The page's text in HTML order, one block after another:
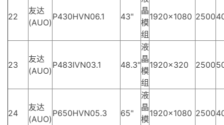
22
友达
(AUO)
P430HVN06.1 43"
晶
模
组
1920×1080 2500
23
友达
(AUO)
P483IVN03.1 48.3"
液
晶
模
组
1920×320 2500
24
友达
(AUO)
P650HVN05.3 65"
液
晶
模
1920×1080 2500